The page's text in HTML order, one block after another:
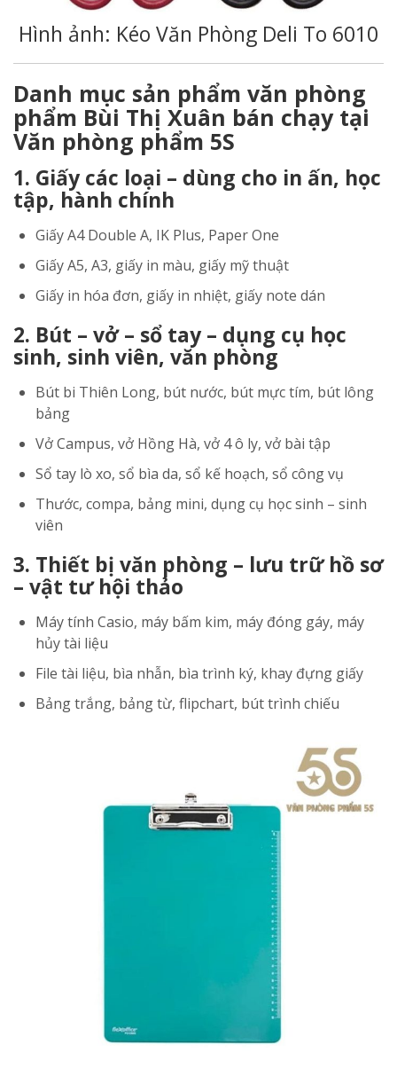
Hình ảnh: Kéo Văn Phòng Deli To 6010
Danh mục sản phẩm văn phòng
phẩm Bùi Thị Xuân bán chạy tại
Văn phòng phẩm 5S
1. Giấy các loại – dùng cho in ấn, học
tập, hành chính
Giấy A4 Double A, IK Plus, Paper One
Giấy A5, A3, giấy in màu, giấy mỹ thuật
Giấy in hóa đơn, giấy in nhiệt, giấy note dán
2. Bút – vở – sổ tay – dụng cụ học
sinh, sinh viên, văn phòng
Bút bi Thiên Long, bút nước, bút mực tím, bút lông
bảng
Vở Campus, vở Hồng Hà, vở 4 ô ly, vở bài tập
Sổ tay lò xo, sổ bìa da, sổ kế hoạch, sổ công vụ
Thước, compa, bảng mini, dụng cụ học sinh – sinh
viên
3. Thiết bị văn phòng – lưu trữ hồ sơ
– vật tư hội thảo
Máy tính Casio, máy bấm kim, máy đóng gáy, máy
hủy tài liệu
File tài liệu, bìa nhẫn, bìa trình ký, khay đựng giấy
Bảng trắng, bảng từ, flipchart, bút trình chiếu